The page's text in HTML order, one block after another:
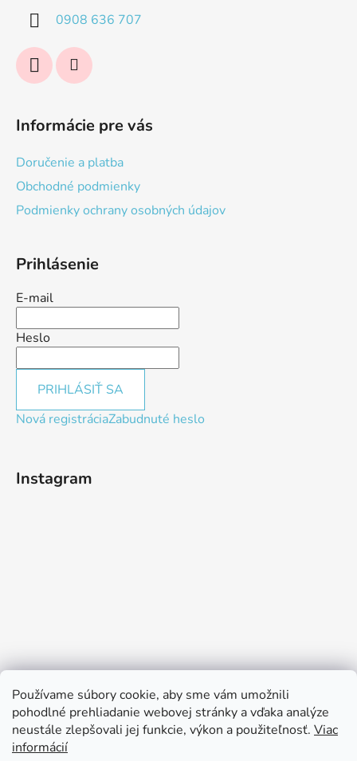
Používame súbory cookie, aby sme vám umožnili
pohodlné prehliadanie webovej stránky a vďaka analýze
neustále zlepšovali jej funkcie, výkon a použiteľnosť. Viac
informácií
0908 636 707
Informácie pre vás
Doručenie a platba
Obchodné podmienky
Podmienky ochrany osobných údajov
Prihlásenie
E-mail
Heslo
PRIHLÁSIŤ SA
Nová registráciaZabudnuté heslo
Instagram